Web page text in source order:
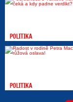
POLITIKA
POLITIKA